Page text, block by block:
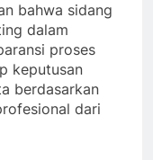
bahwa sidang
dalam
proses
keputusan
berdasarkan
dari